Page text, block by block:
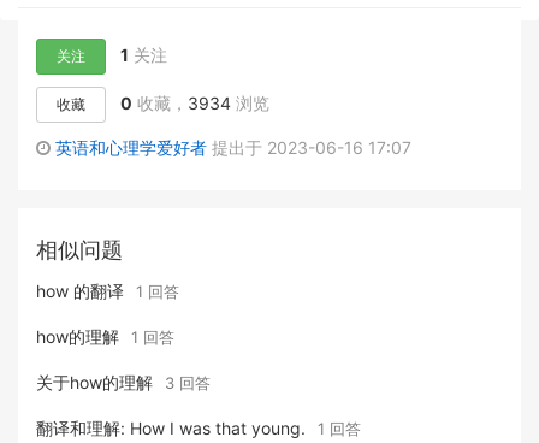
关注 1 关注
收藏 0 收藏， 3934 浏览
英语和心理学爱好者 提出于 2023-06-16 17:07
相似问题
how 的翻译 1 回答
how的理解 1 回答
关于how的理解 3 回答
翻译和理解: How I was that young. 1 回答